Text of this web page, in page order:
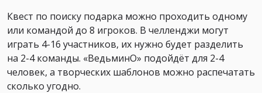
Квест по поиску подарка можно проходить одному
или командой до 8 игроков. В челленджи могут
играть 4-16 участников, их нужно будет разделить
на 2-4 команды. «ВедьминО» подойдёт для 2-4
человек, а творческих шаблонов можно распечатать
сколько угодно.